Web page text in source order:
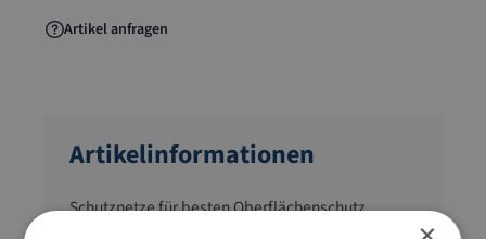
Artikel anfragen
Artikelinformationen
Schutznetze für besten Oberflächenschutz.